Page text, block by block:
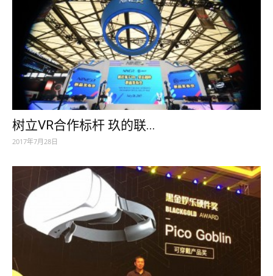
树立VR合作标杆 玖的联...
2017年7月28日